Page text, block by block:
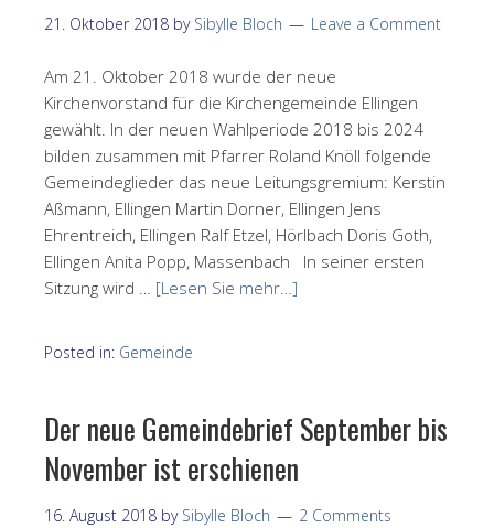
21. Oktober 2018 by Sibylle Bloch Leave a Comment
Am 21. Oktober 2018 wurde der neue
Kirchenvorstand für die Kirchengemeinde Ellingen
gewählt. In der neuen Wahlperiode 2018 bis 2024
bilden zusammen mit Pfarrer Roland Knöll folgende
Gemeindeglieder das neue Leitungsgremium: Kerstin
Aßmann, Ellingen Martin Dorner, Ellingen Jens
Ehrentreich, Ellingen Ralf Etzel, Hörlbach Doris Goth,
Ellingen Anita Popp, Massenbach In seiner ersten
Sitzung wird … [Lesen Sie mehr…]
Posted in: Gemeinde
Der neue Gemeindebrief September bis
November ist erschienen
16. August 2018 by Sibylle Bloch 2 Comments